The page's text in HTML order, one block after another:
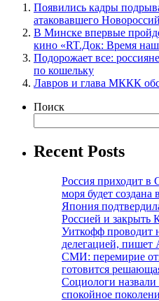
Появились кадры
атаковавшего
В Минске впервые
кино «RT.Док: Время
Подорожает все:
по кошельку
Лавров и глава МККК
Поиск
Recent Posts
Россия приходит в
моря будет создана
Япония
Россией и закрыть
Уиткофф проводит
делегацией, пишет
СМИ: перемирие
готовится
Социологи
спокойное